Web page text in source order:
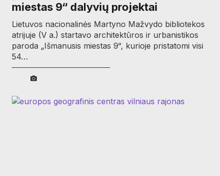
miestas 9“ dalyvių projektai
Lietuvos nacionalinės Martyno Mažvydo bibliotekos
atrijuje (V a.) startavo architektūros ir urbanistikos
paroda „Išmanusis miestas 9“, kurioje pristatomi visi
54…